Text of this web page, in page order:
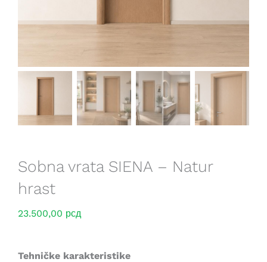
Sobna vrata SIENA – Natur
hrast
23.500,00 рсд
Tehničke karakteristike